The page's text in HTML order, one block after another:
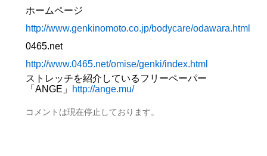
ホームページ
http://www.genkinomoto.co.jp/bodycare/odawara.html
0465.net
http://www.0465.net/omise/genki/index.html
ストレッチを紹介しているフリーペーパー
「ANGE」
http://ange.mu/
コメントは現在停止しております。